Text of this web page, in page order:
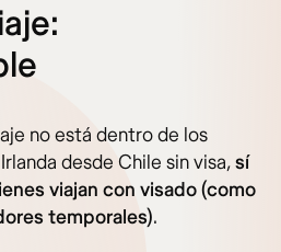
no está dentro de los
desde Chile sin visa,sí
viajan con visado (como
temporales).